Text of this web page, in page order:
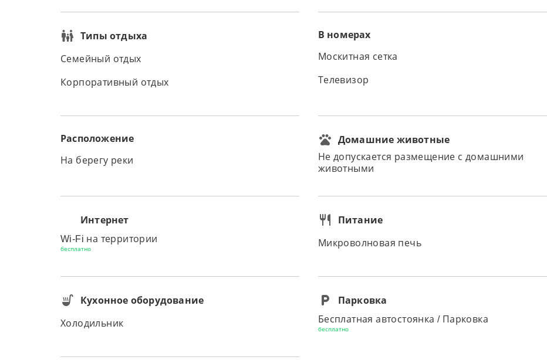
Типы отдыха
Семейный отдых
Корпоративный отдых
В номерах
Москитная сетка
Телевизор
Расположение
На берегу реки
Домашние животные
Не допускается размещение с домашними
животными
Интернет
Wi-Fi на территории
бесплатно
Питание
Микроволновая печь
Кухонное оборудование
Холодильник
Парковка
Бесплатная автостоянка / Парковка
бесплатно